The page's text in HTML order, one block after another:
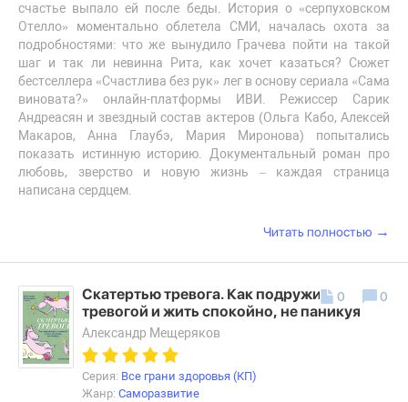
счастье выпало ей после беды. История о «серпуховском
Отелло» моментально облетела СМИ, началась охота за
подробностями: что же вынудило Грачева пойти на такой
шаг и так ли невинна Рита, как хочет казаться? Сюжет
бестселлера «Счастлива без рук» лег в основу сериала «Сама
виновата?» онлайн-платформы ИВИ. Режиссер Сарик
Андреасян и звездный состав актеров (Ольга Кабо, Алексей
Макаров, Анна Глаубэ, Мария Миронова) попытались
показать истинную историю. Документальный роман про
любовь, зверство и новую жизнь – каждая страница
написана сердцем.
Читать полностью →
Скатертью тревога. Как подружиться с
тревогой и жить спокойно, не паникуя
Александр Мещеряков
Серия: Все грани здоровья (КП)
Жанр: Саморазвитие
0 0